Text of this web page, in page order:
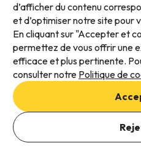
Ajouter des dates pour vérifier
Sélectionnez les
Modes de paiement disponibles
Conditions générales
Protection des données
Politique en matière de cookies
d’afficher du contenu
et d’optimiser notre site pour
En cliquant sur "Accepter et
permettez de vous offrir une
efficace et plus pertinente.
consulter notre Politique de